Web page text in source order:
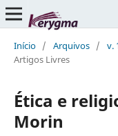
Início / Arquivos / v.
Artigos Livres
Ética e
Morin